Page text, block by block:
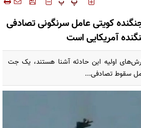
پ
کویتی عامل سرنگونی تصادفی
اولیه این حادثه آشنا هستند، یک جت